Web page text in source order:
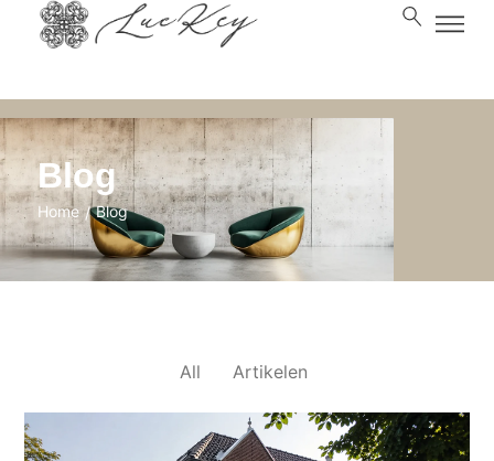
Blog
Home / Blog
All Artikelen